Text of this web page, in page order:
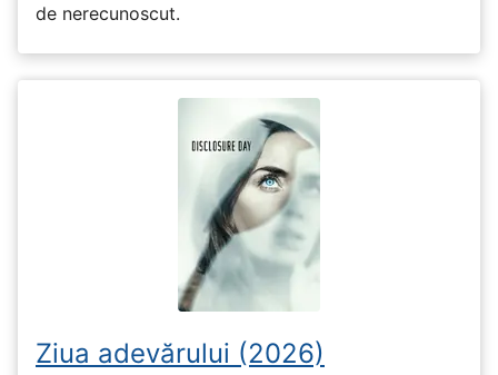
de nerecunoscut.
Ziua adevărului (2026)